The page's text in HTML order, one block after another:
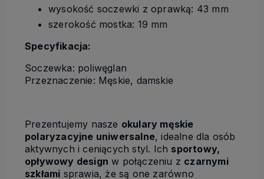
wysokość soczewki z oprawką: 43 mm
szerokość mostka: 19 mm
Specyfikacja:
Soczewka: poliwęglan
Przeznaczenie: Męskie, damskie
Prezentujemy nasze okulary męskie
polaryzacyjne uniwersalne, idealne dla osób
aktywnych i ceniących styl. Ich sportowy,
opływowy design w połączeniu z czarnymi
szkłami sprawia, że są one zarówno